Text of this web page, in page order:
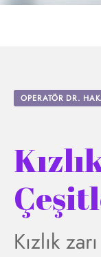
OPERATÖR DR.
Kızlık